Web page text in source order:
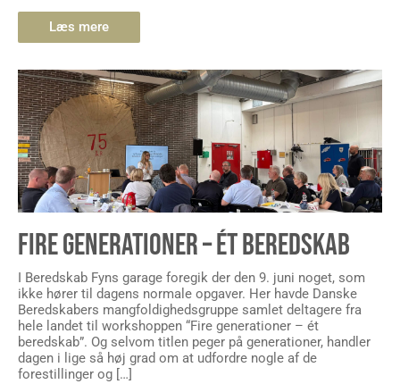
Læs mere
FIRE GENERATIONER – ÉT BEREDSKAB
I Beredskab Fyns garage foregik der den 9. juni noget, som
ikke hører til dagens normale opgaver. Her havde Danske
Beredskabers mangfoldighedsgruppe samlet deltagere fra
hele landet til workshoppen “Fire generationer – ét
beredskab”. Og selvom titlen peger på generationer, handler
dagen i lige så høj grad om at udfordre nogle af de
forestillinger og […]